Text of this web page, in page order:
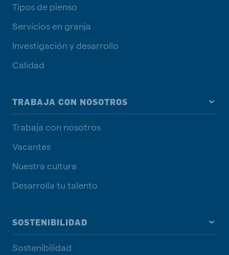
Tipos de pienso
Servicios en granja
Investigación y desarrollo
Calidad
TRABAJA CON NOSOTROS
Trabaja con nosotros
Vacantes
Nuestra cultura
Desarrolla tu talento
SOSTENIBILIDAD
Sostenibilidad